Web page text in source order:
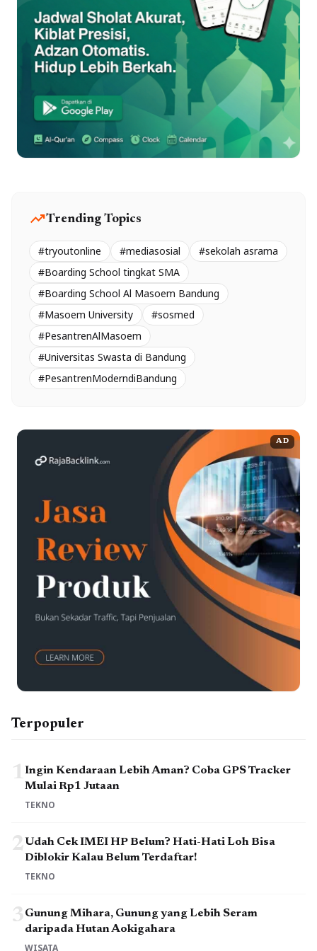
trending_upTrending Topics
#tryoutonline #mediasosial
#sekolah asrama
#Boarding School tingkat SMA
#Boarding School Al Masoem Bandung
#Masoem University
#sosmed
#PesantrenAlMasoem
#Universitas Swasta di Bandung
#PesantrenModerndiBandung
AD
Terpopuler
1Ingin Kendaraan Lebih Aman? Coba GPS Tracker
Mulai Rp1 Jutaan
TEKNO
2Udah Cek IMEI HP Belum? Hati-Hati Loh Bisa
Diblokir Kalau Belum Terdaftar!
TEKNO
3Gunung Mihara, Gunung yang Lebih Seram
daripada Hutan Aokigahara
WISATA